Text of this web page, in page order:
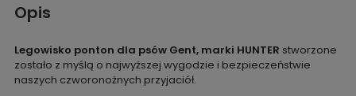
Opis
Legowisko ponton dla psów Gent, marki HUNTER stworzone
zostało z myślą o najwyższej wygodzie i bezpieczeństwie
naszych czworonożnych przyjaciół.